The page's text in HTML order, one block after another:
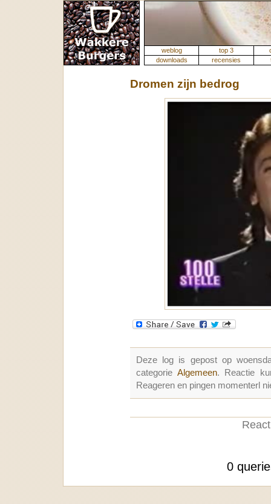
weblog top 3
downloads
recensies
Dromen zijn bedrog
Deze log is gepost op
categorie Algemeen. Reactie
Reageren en pingen momenterl
0